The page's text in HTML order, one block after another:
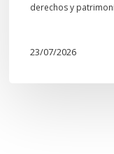
derechos y
23/07/2026